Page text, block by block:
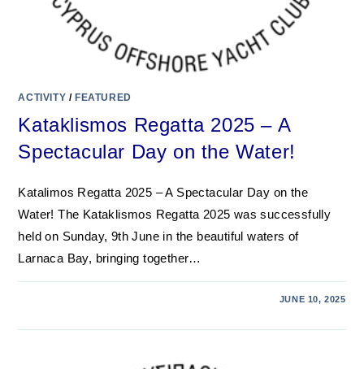
ACTIVITY / FEATURED
Kataklismos Regatta 2025 – A
Spectacular Day on the Water!
Katalimos Regatta 2025 – A Spectacular Day on the
Water! The Kataklismos Regatta 2025 was successfully
held on Sunday, 9th June in the beautiful waters of
Larnaca Bay, bringing together…
JUNE 10, 2025